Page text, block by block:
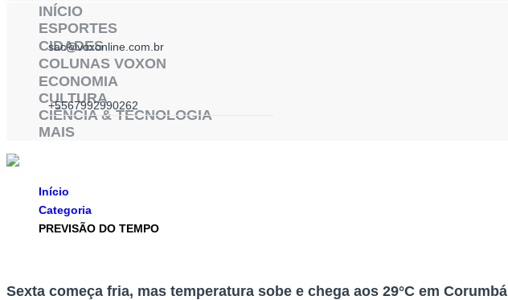
sac@voxonline.com.br
+5567992990262
INÍCIO
ESPORTES
CIDADES
COLUNAS VOXON
ECONOMIA
CULTURA
CIÊNCIA & TECNOLOGIA
MAIS
Início
Categoria
PREVISÃO DO TEMPO
Sexta começa fria, mas temperatura sobe e chega aos 29°C em Corumbá